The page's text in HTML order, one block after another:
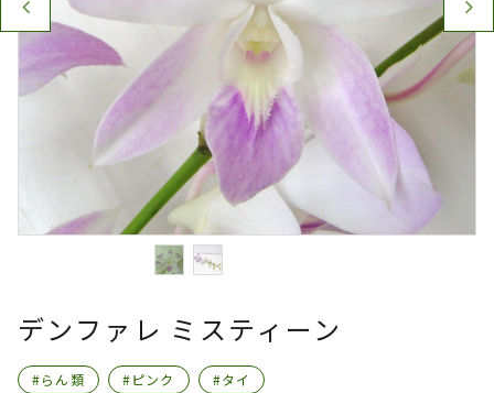
デンファレ ミスティーン
#らん類 #ピンク #タイ